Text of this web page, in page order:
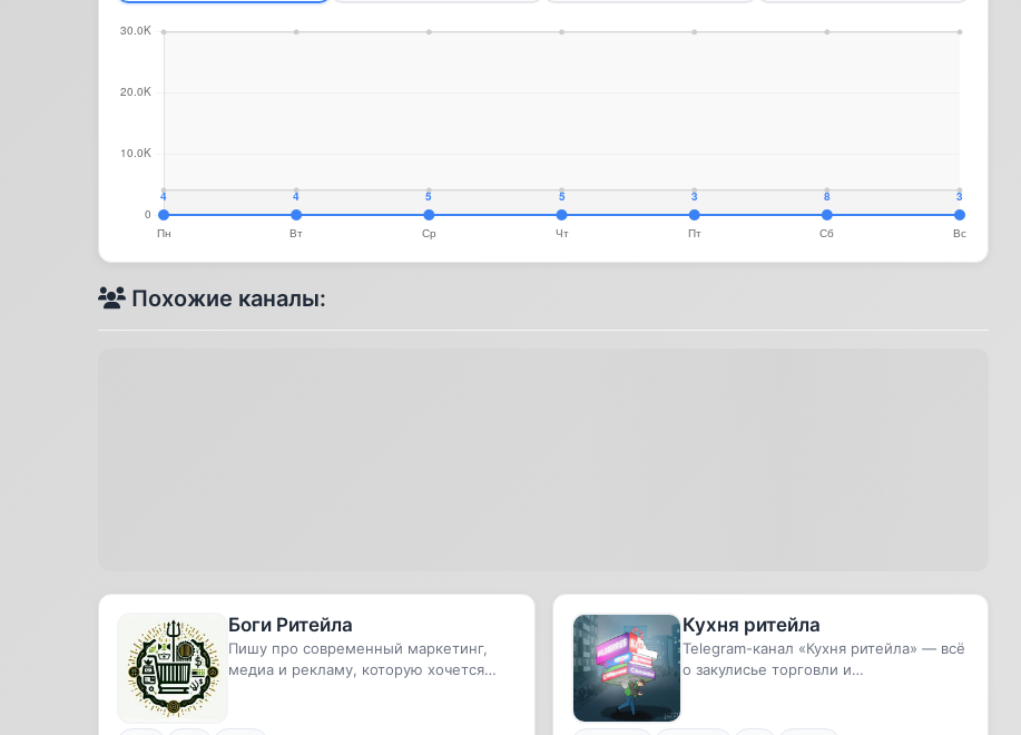
Похожие каналы:
Боги Ритейла
Пишу про современный маркетинг,
медиа и рекламу, которую хочется
Кухня ритейла
Telegram-канал «Кухня ритейла» — всё
о закулисье торговли и